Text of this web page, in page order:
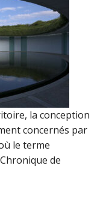
la conception
concernés par
le terme
de